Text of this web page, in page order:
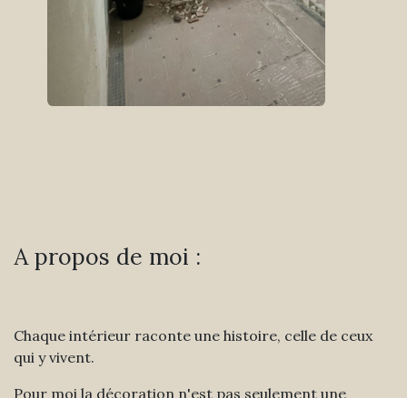
A propos de moi :
Chaque intérieur raconte une histoire, celle de ceux
qui y vivent.
Pour moi la décoration n'est pas seulement une